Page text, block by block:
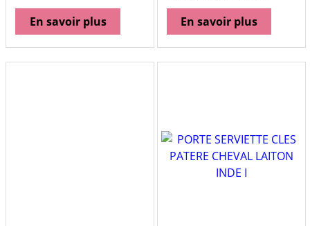
En savoir plus En savoir plus